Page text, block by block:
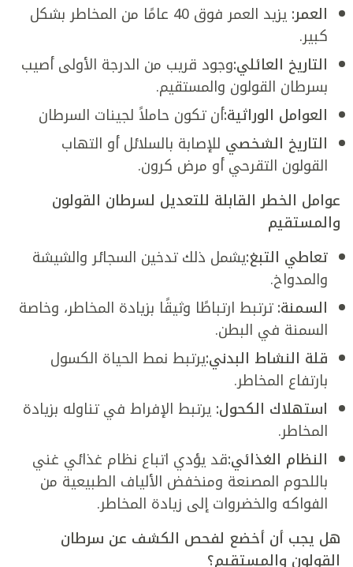
العمر:
يزيد العمر فوق 40 عامًا من المخاطر بشكل
كبير.
التاريخ العائلي:وجود قريب من الدرجة الأولى أصيب
بسرطان القولون والمستقيم.
العوامل الوراثية:أن تكون حاملاً لجينات السرطان
التاريخ الشخصي للإصابة بالسلائل أو التهاب
القولون التقرحي أو مرض كرون.
عوامل الخطر القابلة للتعديل لسرطان القولون
والمستقيم
تعاطي التبغ:يشمل ذلك تدخين السجائر والشيشة
والمدواخ.
السمنة:ترتبط ارتباطًا وثيقًا بزيادة المخاطر، وخاصة
السمنة في البطن.
قلة النشاط البدني:يرتبط نمط الحياة الكسول
بارتفاع المخاطر.
استهلاك الكحول: يرتبط الإفراط في تناوله بزيادة
المخاطر.
النظام الغذائي:قد يؤدي اتباع نظام غذائي غني
باللحوم المصنعة ومنخفض الألياف الطبيعية من
الفواكه والخضروات إلى زيادة المخاطر.
هل يجب أن أخضع لفحص الكشف عن سرطان
القولون والمستقيم؟